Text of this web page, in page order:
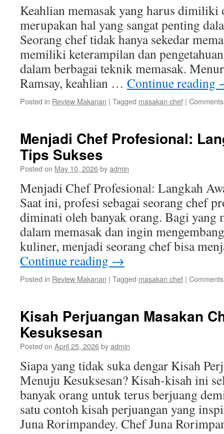
Keahlian memasak yang harus dimiliki
merupakan hal yang sangat penting
Seorang chef tidak hanya sekedar
memiliki keterampilan dan
dalam berbagai teknik memasak.
Ramsay, keahlian … Continue reading
Posted in Review Makanan | Tagged masakan chef |
Menjadi Chef Profesional:
Tips Sukses
Posted on May 10, 2026byadmin
Menjadi Chef Profesional: Langkah
Saat ini, profesi sebagai seorang chef
diminati oleh banyak orang. Bagi yang
dalam memasak dan ingin
kuliner, menjadi seorang chef bisa
Continue reading →
Posted in Review Makanan | Tagged masakan chef |
Kisah Perjuangan Masakan
Kesuksesan
Posted on April 25, 2026byadmin
Siapa yang tidak suka dengar Kisah
Menuju Kesuksesan? Kisah-kisah ini
banyak orang untuk terus berjuang
satu contoh kisah perjuangan yang
Juna Rorimpandey. Chef Juna